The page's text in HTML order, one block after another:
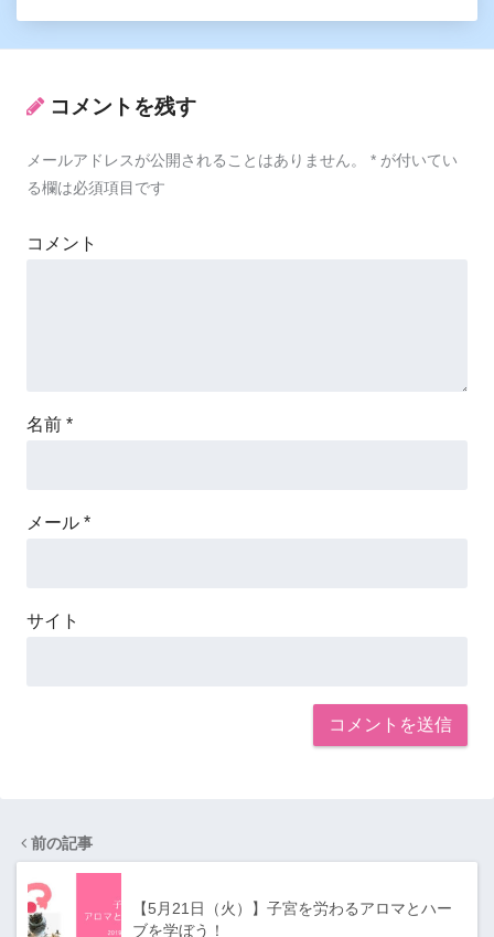
コメントを残す
メールアドレスが公開されることはありません。 * が付いてい
る欄は必須項目です
コメント
名前 *
メール *
サイト
前の記事
【5月21日（火）】子宮を労わるアロマとハー
ブを学ぼう！